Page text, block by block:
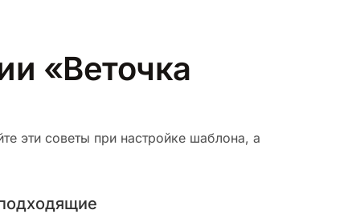
«Веточка
эти советы при настройке шаблона, а